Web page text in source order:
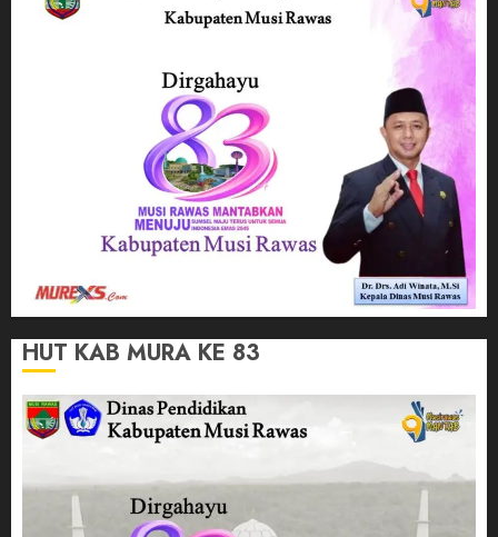
HUT KAB MURA KE 83